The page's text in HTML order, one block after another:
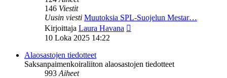
146 Viestit
Uusin viesti Muutoksia SPL-Suojelun Mestar…
Kirjoittaja Laura Havana
10 Loka 2025 14:22
Alaosastojen tiedotteet
Saksanpaimenkoiraliiton alaosastojen tiedotteet
993Aiheet